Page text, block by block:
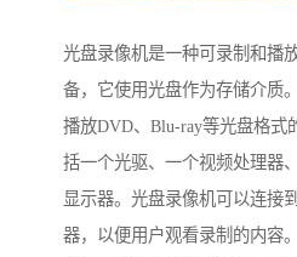
光盘录像机是一种可录制和播
备，它使用光盘作为存储介质
播放DVD、Blu-ray等光盘格式
括一个光驱、一个视频处理器
显示器。光盘录像机可以连接
器，以便用户观看录制的内容